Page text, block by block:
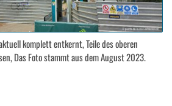
komplett entkernt, Teile des oberen
Das Foto stammt aus dem August 2023.